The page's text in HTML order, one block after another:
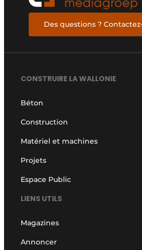
Des questions ?
CONSTRUIRE LA WALLONIE
Béton
Construction
Matériel et machines
Projets
Espace Public
LIENS UTILS
Magazines
Annoncer